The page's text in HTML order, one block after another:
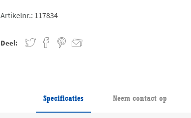
Artikelnr.: 117834
Deel:
Specificaties Neem contact op